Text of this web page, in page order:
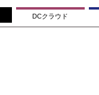
DCクラウド